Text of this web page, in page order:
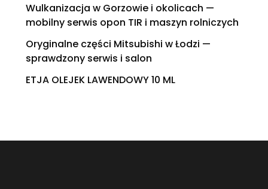
Wulkanizacja w Gorzowie i okolicach —
mobilny serwis opon TIR i maszyn rolniczych
Oryginalne części Mitsubishi w Łodzi —
sprawdzony serwis i salon
ETJA OLEJEK LAWENDOWY 10 ML